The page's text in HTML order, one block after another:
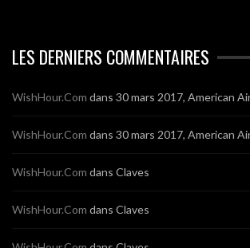
LES DERNIERS COMMENTAIRES
WishHour.Com dans 30 mars 2017, American
WishHour.Com dans 30 mars 2017, American
WishHour.Com dans Claves
WishHour.Com dans Claves